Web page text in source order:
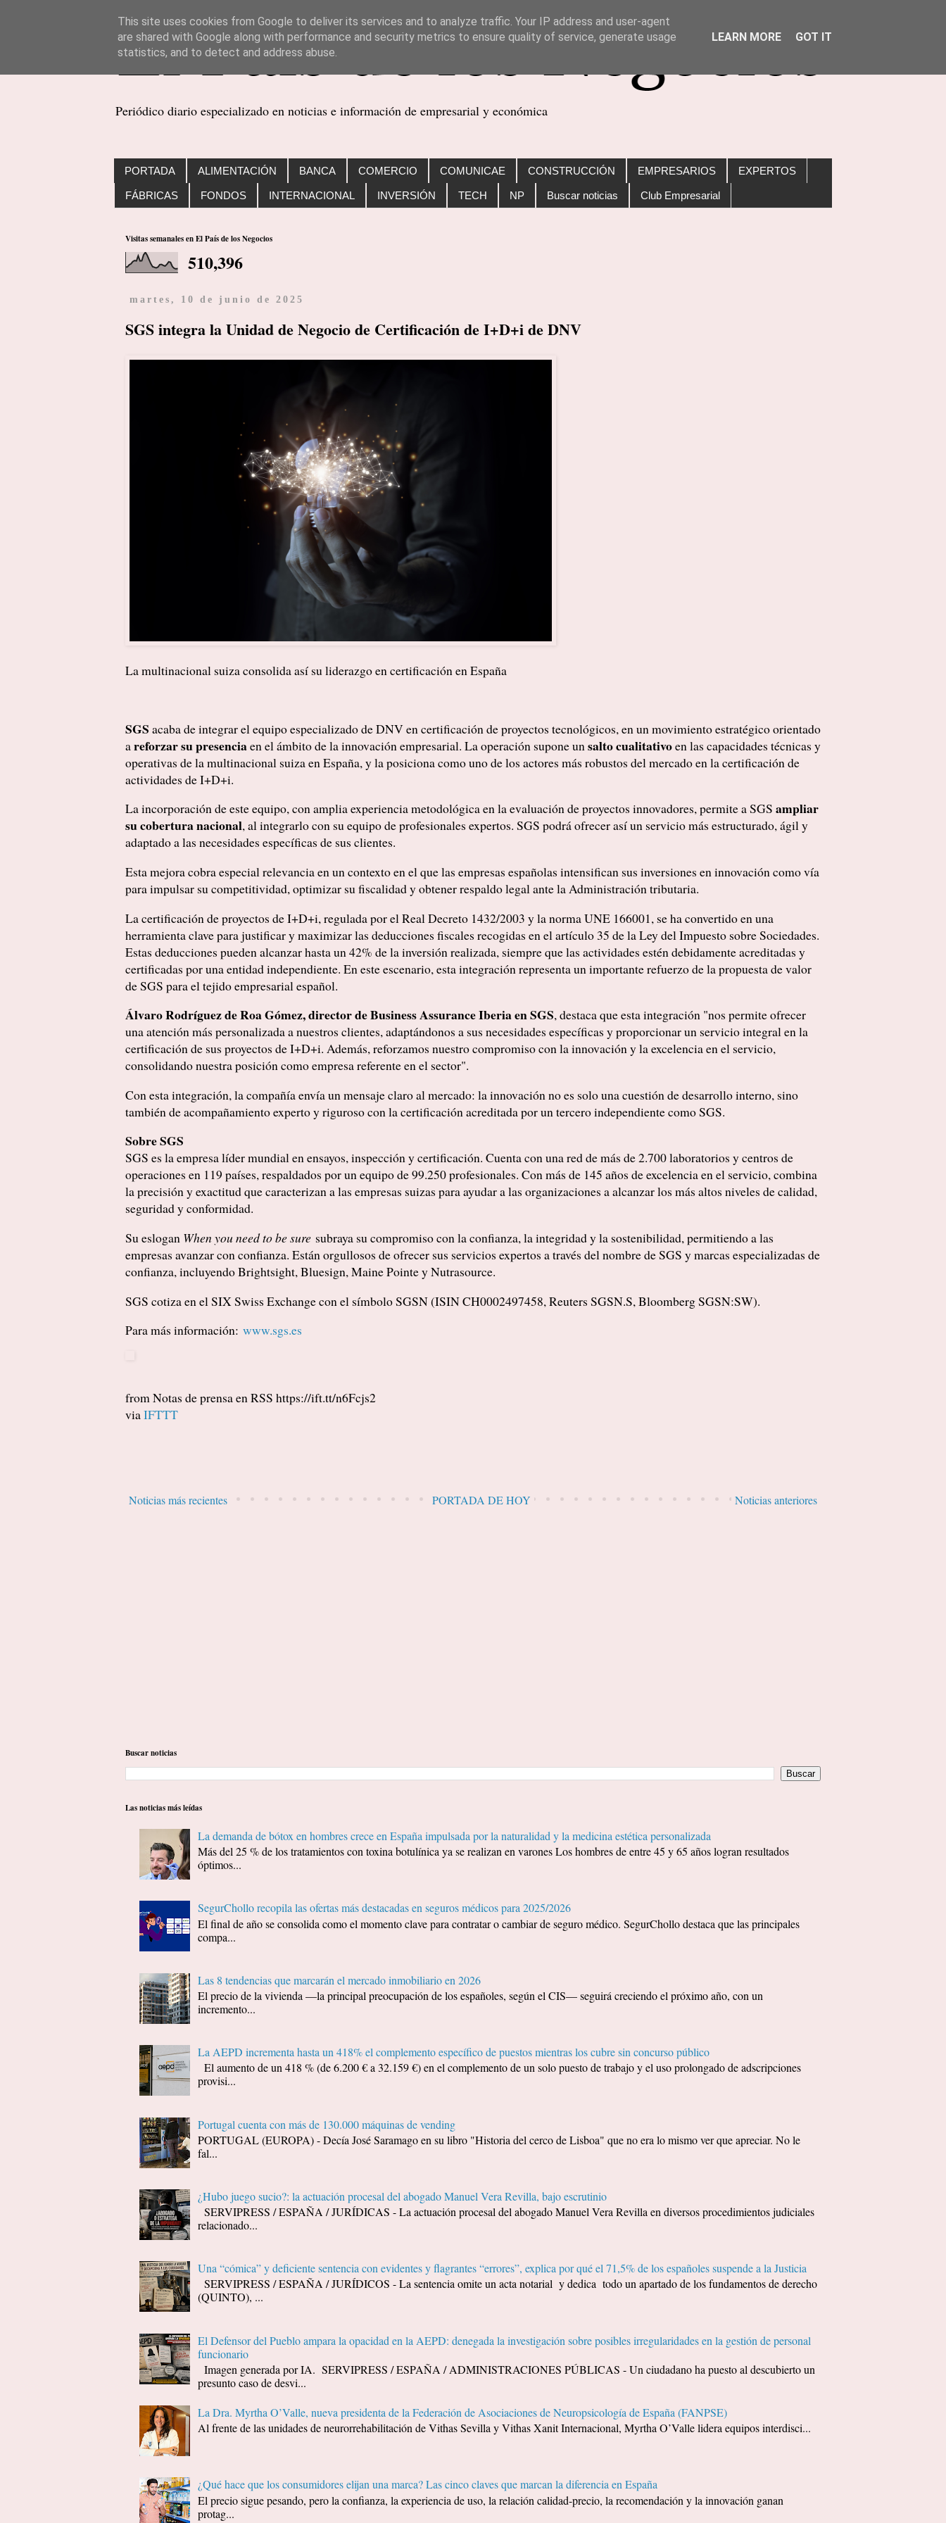
Periódico diario especializado en noticias e información de empresarial y económica
PORTADA ALIMENTACIÓN BANCA COMERCIO COMUNICAE CONSTRUCCIÓN EMPRESARIOS EXPERTOS
FÁBRICAS FONDOS INTERNACIONAL INVERSIÓN TECH NP Buscar noticias Club Empresarial
Visitas semanales en El País de los Negocios
510,396
martes, 10 de junio de 2025
SGS integra la Unidad de Negocio de Certificación de I+D+i de DNV
La multinacional suiza consolida así su liderazgo en certificación en España
SGS acaba de integrar el equipo especializado de DNV en certificación de proyectos tecnológicos, en un movimiento estratégico orientado
areforzar su presenciaen el ámbito de la innovación empresarial. La operación supone unsalto cualitativoen las capacidades técnicas y
operativas de la multinacional suiza en España, y la posiciona como uno de los actores más robustos del mercado en la certificación de
actividades de I+D+i.
La incorporación de este equipo, con amplia experiencia metodológica en la evaluación de proyectos innovadores, permite a SGS ampliar
su cobertura nacional, al integrarlo con su equipo de profesionales expertos. SGS podrá ofrecer así un servicio más estructurado, ágil y
adaptado a las necesidades específicas de sus clientes.
Esta mejora cobra especial relevancia en un contexto en el que las empresas españolas intensifican sus inversiones en innovación como vía
para impulsar su competitividad, optimizar su fiscalidad y obtener respaldo legal ante la Administración tributaria.
La certificación de proyectos de I+D+i, regulada por el Real Decreto 1432/2003 y la norma UNE 166001, se ha convertido en una
herramienta clave para justificar y maximizar las deducciones fiscales recogidas en el artículo 35 de la Ley del Impuesto sobre Sociedades.
Estas deducciones pueden alcanzar hasta un 42% de la inversión realizada, siempre que las actividades estén debidamente acreditadas y
certificadas por una entidad independiente. En este escenario, esta integración representa un importante refuerzo de la propuesta de valor
de SGS para el tejido empresarial español.
Álvaro Rodríguez de Roa Gómez, director de Business Assurance Iberia en SGS, destaca que esta integración "nos permite ofrecer
una atención más personalizada a nuestros clientes, adaptándonos a sus necesidades específicas y proporcionar un servicio integral en la
certificación de sus proyectos de I+D+i. Además, reforzamos nuestro compromiso con la innovación y la excelencia en el servicio,
consolidando nuestra posición como empresa referente en el sector".
Con esta integración, la compañía envía un mensaje claro al mercado: la innovación no es solo una cuestión de desarrollo interno, sino
también de acompañamiento experto y riguroso con la certificación acreditada por un tercero independiente como SGS.
Sobre SGS
SGS es la empresa líder mundial en ensayos, inspección y certificación. Cuenta con una red de más de 2.700 laboratorios y centros de
operaciones en 119 países, respaldados por un equipo de 99.250 profesionales. Con más de 145 años de excelencia en el servicio, combina
la precisión y exactitud que caracterizan a las empresas suizas para ayudar a las organizaciones a alcanzar los más altos niveles de calidad,
seguridad y conformidad.
Su eslogan When you need to be sure subraya su compromiso con la confianza, la integridad y la sostenibilidad, permitiendo a las
empresas avanzar con confianza. Están orgullosos de ofrecer sus servicios expertos a través del nombre de SGS y marcas especializadas de
confianza, incluyendo Brightsight, Bluesign, Maine Pointe y Nutrasource.
SGS cotiza en el SIX Swiss Exchange con el símbolo SGSN (ISIN CH0002497458, Reuters SGSN.S, Bloomberg SGSN:SW).
Para más información: www.sgs.es
from Notas de prensa en RSS https://ift.tt/n6Fcjs2
viaIFTTT
Noticias más recientes Noticias anteriores
PORTADA DE HOY
Buscar noticias
Las noticias más leídas
La demanda de bótox en hombres crece en España impulsada por la naturalidad y la medicina estética personalizada
Más del 25 % de los tratamientos con toxina botulínica ya se realizan en varones Los hombres de entre 45 y 65 años logran resultados
óptimos...
SegurChollo recopila las ofertas más destacadas en seguros médicos para 2025/2026
El final de año se consolida como el momento clave para contratar o cambiar de seguro médico. SegurChollo destaca que las principales
compa...
Las 8 tendencias que marcarán el mercado inmobiliario en 2026
El precio de la vivienda —la principal preocupación de los españoles, según el CIS— seguirá creciendo el próximo año, con un
incremento...
La AEPD incrementa hasta un 418% el complemento específico de puestos mientras los cubre sin concurso público
El aumento de un 418 % (de 6.200 € a 32.159 €) en el complemento de un solo puesto de trabajo y el uso prolongado de adscripciones
provisi...
Portugal cuenta con más de 130.000 máquinas de vending
PORTUGAL (EUROPA) - Decía José Saramago en su libro "Historia del cerco de Lisboa" que no era lo mismo ver que apreciar. No le
fal...
¿Hubo juego sucio?: la actuación procesal del abogado Manuel Vera Revilla, bajo escrutinio
SERVIPRESS / ESPAÑA / JURÍDICAS - La actuación procesal del abogado Manuel Vera Revilla en diversos procedimientos judiciales
relacionado...
Una “cómica” y deficiente sentencia con evidentes y flagrantes “errores”, explica por qué el 71,5% de los españoles suspende a la Justicia
SERVIPRESS / ESPAÑA / JURÍDICOS - La sentencia omite un acta notarial y dedica todo un apartado de los fundamentos de derecho
(QUINTO), ...
El Defensor del Pueblo ampara la opacidad en la AEPD: denegada la investigación sobre posibles irregularidades en la gestión de personal
funcionario
Imagen generada por IA. SERVIPRESS / ESPAÑA / ADMINISTRACIONES PÚBLICAS - Un ciudadano ha puesto al descubierto un
presunto caso de desvi...
La Dra. Myrtha O’Valle, nueva presidenta de la Federación de Asociaciones de Neuropsicología de España (FANPSE)
Al frente de las unidades de neurorrehabilitación de Vithas Sevilla y Vithas Xanit Internacional, Myrtha O’Valle lidera equipos interdisci...
¿Qué hace que los consumidores elijan una marca? Las cinco claves que marcan la diferencia en España
El precio sigue pesando, pero la confianza, la experiencia de uso, la relación calidad-precio, la recomendación y la innovación ganan
protag...
This site uses cookies from Google to deliver its services and to analyze traffic. Your IP address and user-agent
are shared with Google along with performance and security metrics to ensure quality of service, generate usage
statistics, and to detect and address abuse.
LEARN MORE GOT IT